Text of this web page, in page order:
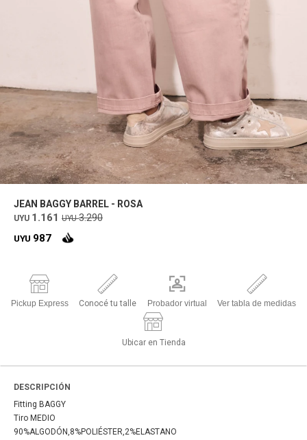
JEAN BAGGY BARREL - ROSA
UYU 1.161 UYU 3.290
UYU 987
Pickup Express Conocé tu talle Probador virtual Ver tabla de medidas
Ubicar en Tienda
DESCRIPCIÓN
Fitting BAGGY
Tiro MEDIO
90%ALGODÓN,8%POLIÉSTER,2%ELASTANO